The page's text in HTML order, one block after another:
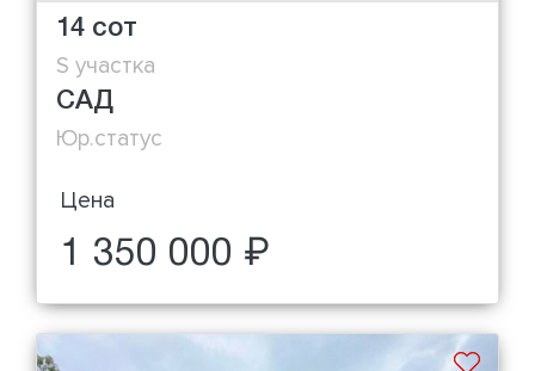
14 сот
S участка
САД
Юр.статус
Цена
1 350 000 ₽